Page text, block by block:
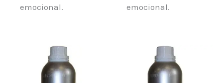
emocional.
emocional.